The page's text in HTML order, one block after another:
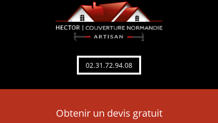
02.31.72.94.08
Obtenir un devis gratuit